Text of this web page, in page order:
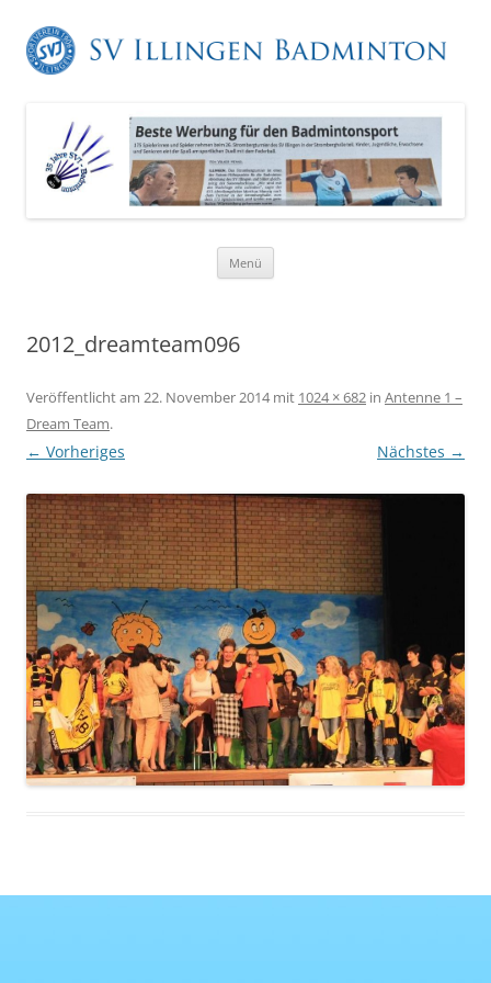
Menü
2012_dreamteam096
Veröffentlicht am 22. November 2014mit 1024 × 682 in Antenne 1 –
Dream Team.
← Vorheriges Nächstes →